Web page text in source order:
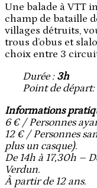
Une balade à VTT
champ de bataille
villages détruits,
trous d’obus et
choix entre 3
Durée : 3h
Point de départ:
Informations
6 € / Personnes
12 € / Personnes
plus un casque).
De 14h à 17,30h –
Verdun.
À partir de 12 ans.